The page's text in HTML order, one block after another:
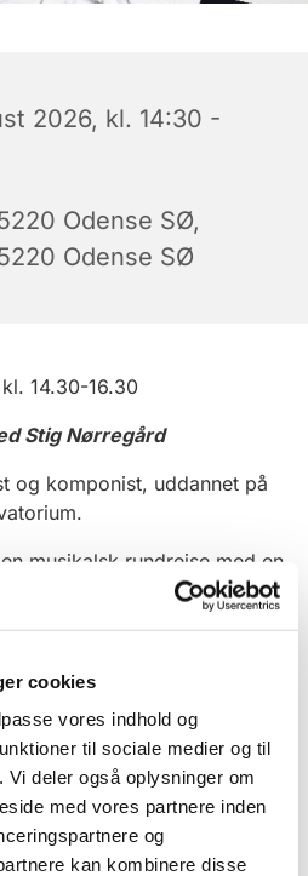
cookies
vores indhold og
til sociale medier og til
deler også oplysninger om
med vores partnere inden
og
kan kombinere disse
2026, kl. 14:30 -
Odense SØ,
Odense SØ
14.30-16.30
Stig Nørregård
og komponist, uddannet på
musikalsk rundrejse med en
revyens
Arthur Jensen, Helge Kjærulf
Schønberg.
til fællessang, anekdoter og
” på scenen som vise-
en stumtjener og en